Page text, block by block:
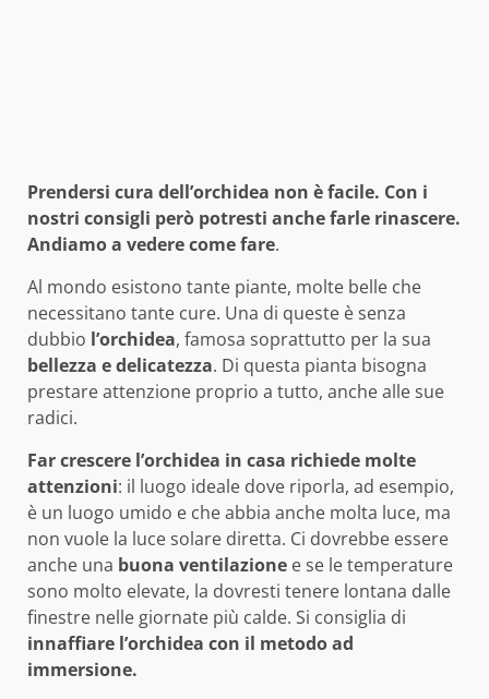
Prendersi cura dell’orchidea non è facile. Con i
nostri consigli però potresti anche farle rinascere.
Andiamo a vedere come fare.
Al mondo esistono tante piante, molte belle che
necessitano tante cure. Una di queste è senza
dubbio l’orchidea, famosa soprattutto per la sua
bellezza e delicatezza. Di questa pianta bisogna
prestare attenzione proprio a tutto, anche alle sue
radici.
Far crescere l’orchidea in casa richiede molte
attenzioni: il luogo ideale dove riporla, ad esempio,
è un luogo umido e che abbia anche molta luce, ma
non vuole la luce solare diretta. Ci dovrebbe essere
anche una buona ventilazione e se le temperature
sono molto elevate, la dovresti tenere lontana dalle
finestre nelle giornate più calde. Si consiglia di
innaffiare l’orchidea con il metodo ad
immersione.